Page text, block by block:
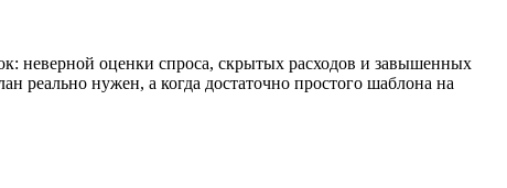
неверной оценки спроса, скрытых расходов и завышенных
реально нужен, а когда достаточно простого шаблона на